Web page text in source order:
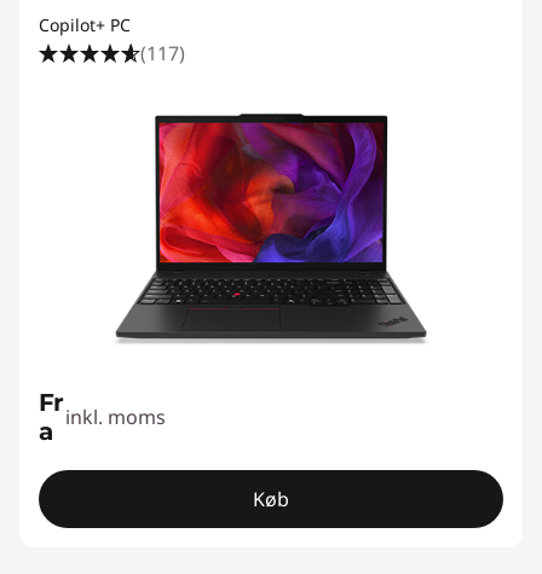
Copilot+ PC
(117)
Fr
a inkl. moms
Køb